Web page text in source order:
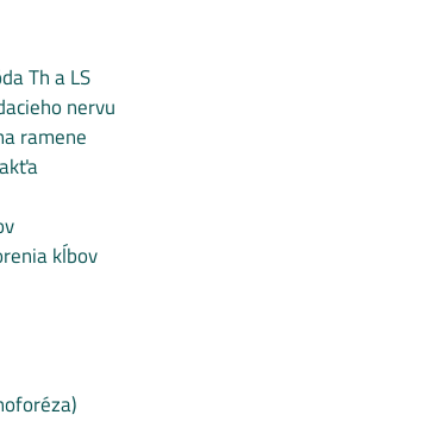
Th a LS
nervu
ramene
kĺbov